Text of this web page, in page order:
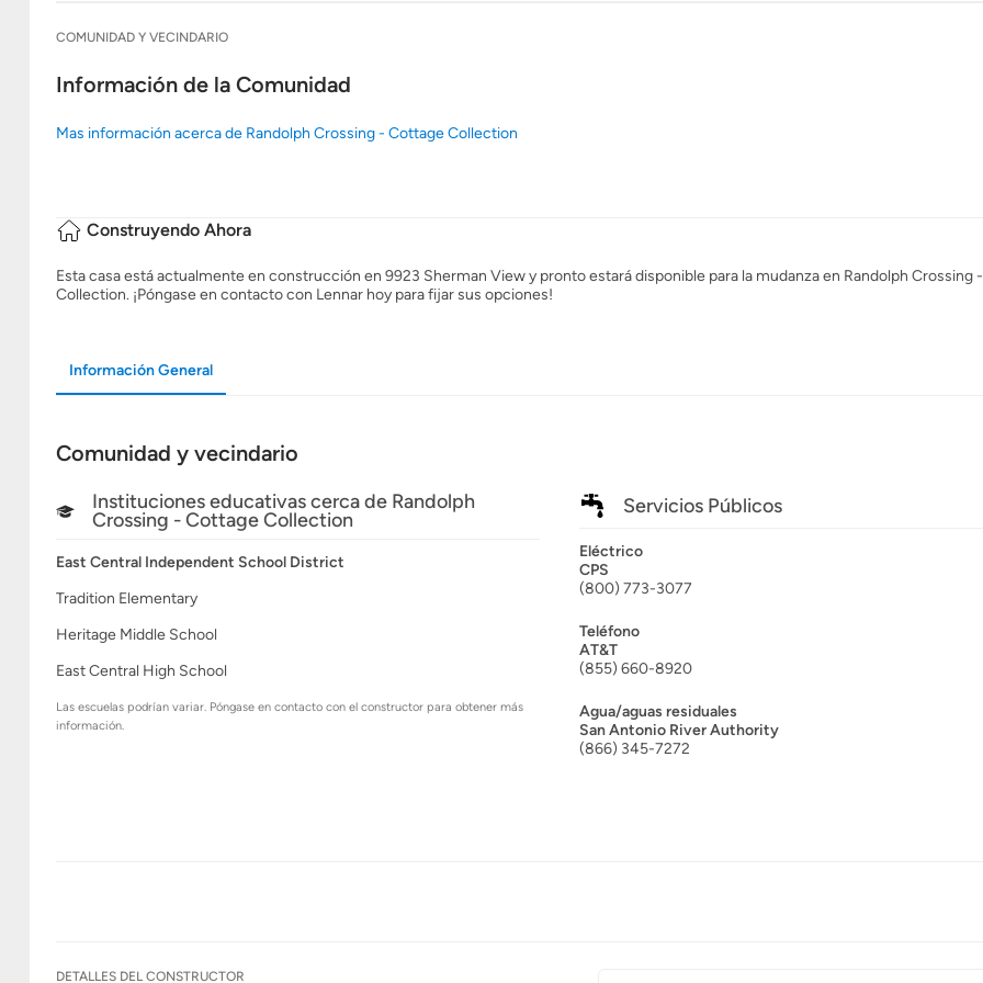
COMUNIDAD Y VECINDARIO
Información de la Comunidad
Mas información acerca de Randolph Crossing - Cottage Collection
Construyendo Ahora
Esta casa está actualmente en construcción en 9923 Sherman View y pronto estará disponible para la mudanza en Randolph Crossing
Collection. ¡Póngase en contacto con Lennar hoy para fijar sus opciones!
Información General
Comunidad y vecindario
Instituciones educativas cerca de Randolph
Crossing - Cottage Collection
East Central Independent School District
Tradition Elementary
Heritage Middle School
East Central High School
Las escuelas podrían variar. Póngase en contacto con el constructor para obtener más
información.
Servicios Públicos
Eléctrico
CPS
(800) 773-3077
Teléfono
AT&T
(855) 660-8920
Agua/aguas residuales
San Antonio River Authority
(866) 345-7272
DETALLES DEL CONSTRUCTOR